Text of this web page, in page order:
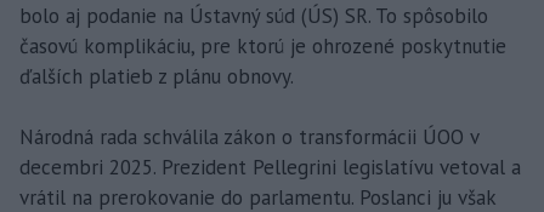
bolo aj podanie na Ústavný súd (ÚS) SR. To spôsobilo
časovú komplikáciu, pre ktorú je ohrozené poskytnutie
ďalších platieb z plánu obnovy.
Národná rada schválila zákon o transformácii ÚOO v
decembri 2025. Prezident Pellegrini legislatívu vetoval a
vrátil na prerokovanie do parlamentu. Poslanci ju však